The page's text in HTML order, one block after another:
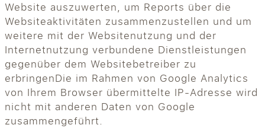
Website auszuwerten, um Reports über die
Websiteaktivitäten zusammenzustellen und um
weitere mit der Websitenutzung und der
Internetnutzung verbundene Dienstleistungen
gegenüber dem Websitebetreiber zu
erbringenDie im Rahmen von Google Analytics
von Ihrem Browser übermittelte IP-Adresse wird
nicht mit anderen Daten von Google
zusammengeführt.